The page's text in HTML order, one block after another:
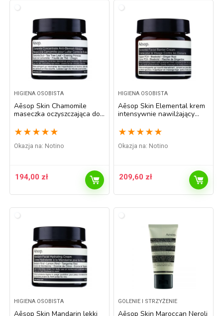
HIGIENA OSOBISTA
Aēsop Skin Chamomile
maseczka oczyszczająca do
★ ★ ★ ★ ★
Okazja na: Notino
194,00 zł
HIGIENA OSOBISTA
Aēsop Skin Elemental krem
intensywnie nawilżający
ochronną skóry 60 ml
★ ★ ★ ★ ★
Okazja na: Notino
209,60 zł
HIGIENA OSOBISTA
Aēsop Skin Mandarin lekki
GOLENIE I STRZYŻENIE
Aēsop Skin Maroccan Neroli